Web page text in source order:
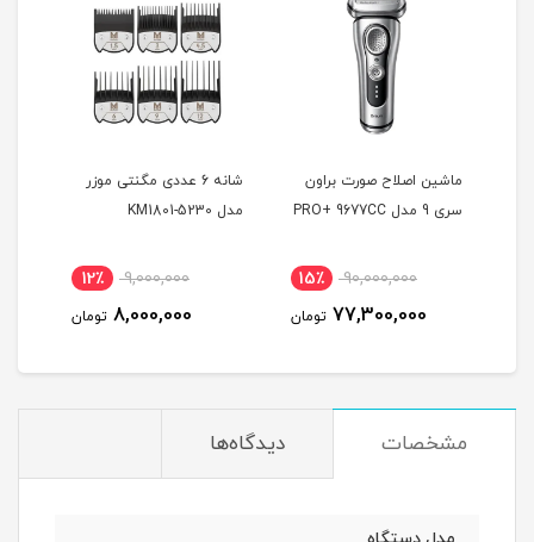
ماشین اصلاح صورت براون
سری 9 مدل PRO+ 9677CC
90,000,000 15٪
77,300,000 تومان
شانه 6 عددی مگنتی موزر
مدل KM1801-5230
9,000,000 12٪
8,000,000 تومان
مشخصات دیدگاه‌ها